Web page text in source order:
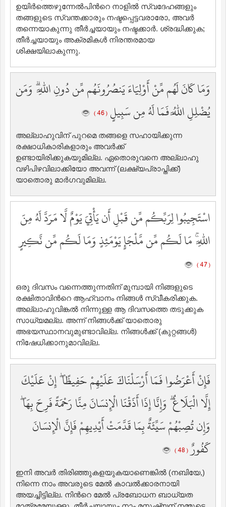
ഉയിര്‍ത്തെഴുന്നേല്‍പിന്‍റെ നാളില്‍ സ്വദേഹങ്ങളും
തങ്ങളുടെ സ്വന്തക്കാരും നഷ്ടപ്പെട്ടവരാരോ, അവര്‍
തന്നെയാകുന്നു തീര്‍ച്ചയായും നഷ്ടക്കാര്‍. ശ്രദ്ധിക്കുക;
തീര്‍ച്ചയായും അക്രമികള്‍ നിരന്തരമായ
ശിക്ഷയിലാകുന്നു.
وَمَا كَانَ لَهُم مِّنْ أَوْلِيَاءَ يَنصُرُونَهُم مِّن دُونِ اللَّهِ ۗ وَمَن
يُضْلِلِ اللَّهُ فَمَا لَهُ مِن سَبِيلٍ ( 46 )
അല്ലാഹുവിന് പുറമെ തങ്ങളെ സഹായിക്കുന്ന
രക്ഷാധികാരികളാരും അവര്‍ക്ക്
ഉണ്ടായിരിക്കുകയുമില്ല. ഏതൊരുവനെ അല്ലാഹു
വഴിപിഴവിലാക്കിയോ അവന്ന് (ലക്ഷ്യപ്രാപ്തിക്ക്‌)
യാതൊരു മാര്‍ഗവുമില്ല.
اسْتَجِيبُوا لِرَبِّكُم مِّن قَبْلِ أَن يَأْتِيَ يَوْمٌ لَّا مَرَدَّ لَهُ مِنَ
اللَّهِ ۚ مَا لَكُم مِّن مَّلْجَإٍ يَوْمَئِذٍ وَمَا لَكُم مِّن نَّكِيرٍ
( 47 )
ഒരു ദിവസം വന്നെത്തുന്നതിന് മുമ്പായി നിങ്ങളുടെ
രക്ഷിതാവിന്‍റെ ആഹ്വാനം നിങ്ങള്‍ സ്വീകരിക്കുക.
അല്ലാഹുവിങ്കല്‍ നിന്നുള്ള ആ ദിവസത്തെ തടുക്കുക
സാധ്യമല്ല. അന്ന് നിങ്ങള്‍ക്ക് യാതൊരു
അഭയസ്ഥാനവുമുണ്ടാവില്ല. നിങ്ങള്‍ക്ക് (കുറ്റങ്ങള്‍)
നിഷേധിക്കാനുമാവില്ല.
فَإِنْ أَعْرَضُوا فَمَا أَرْسَلْنَاكَ عَلَيْهِمْ حَفِيظًا ۖ إِنْ عَلَيْكَ
إِلَّا الْبَلَاغُ ۗ وَإِنَّا إِذَا أَذَقْنَا الْإِنسَانَ مِنَّا رَحْمَةً فَرِحَ بِهَا ۖ
وَإِن تُصِبْهُمْ سَيِّئَةٌ بِمَا قَدَّمَتْ أَيْدِيهِمْ فَإِنَّ الْإِنسَانَ
كَفُورٌ( 48 )
ഇനി അവര്‍ തിരിഞ്ഞുകളയുകയാണെങ്കില്‍ (നബിയേ,)
നിന്നെ നാം അവരുടെ മേല്‍ കാവല്‍ക്കാരനായി
അയച്ചിട്ടില്ല. നിന്‍റെ മേല്‍ പ്രബോധന ബാധ്യത